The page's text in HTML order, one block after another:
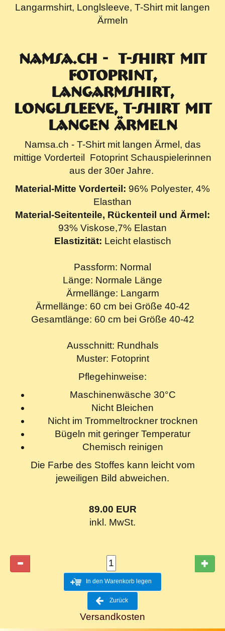
Langarmshirt, Longlsleeve, T-Shirt mit langen
Ärmeln
Namsa.ch - T-Shirt mit
Fotoprint,
Langarmshirt,
Longlsleeve, T-Shirt mit
langen Ärmeln
Namsa.ch - T-Shirt mit langen Ärmel, das
mittige Vorderteil Fotoprint Schauspielerinnen
aus der 30er Jahre.
Material-Mitte Vorderteil: 96% Polyester, 4%
Elasthan
Material-Seitenteile, Rückenteil und Ärmel:
93% Viskose,7% Elastan
Elastizität: Leicht elastisch
Passform: Normal
Länge: Normale Länge
Ärmellänge: Langarm
Ärmellänge: 60 cm bei Größe 40-42
Gesamtlänge: 60 cm bei Größe 40-42
Ausschnitt: Rundhals
Muster: Fotoprint
Pflegehinweise:
Maschinenwäsche 30°C
Nicht Bleichen
Nicht im Trommeltrockner trocknen
Bügeln mit geringer Temperatur
Chemisch reinigen
Die Farbe des Stoffes kann leicht vom
jeweiligen Bild abweichen.
89.00 EUR
inkl. MwSt.
In den Warenkorb legen
Zurück
Versandkosten